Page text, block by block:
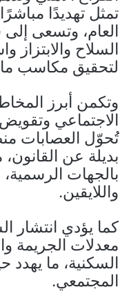
تمثل تهديدًا
العام، وتسعى
السلاح والابتزاز
لتحقيق مكاسب
وتكمن أبرز
الاجتماعي
تُحوّل العصابات
بديلة عن
بالجهات
واللايقين.
كما يؤدي انتشار
معدلات الجريمة
السكنية، ما يهدد
المجتمعي.